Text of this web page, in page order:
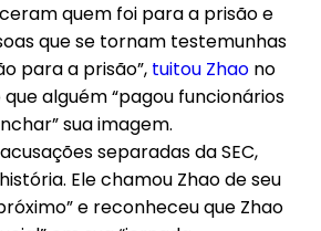
quem foi para a prisão e
que se tornam testemunhas
para a prisão”, tuitou Zhao no
alguém “pagou funcionários
sua imagem.
separadas da SEC,
Ele chamou Zhao de seu
e reconheceu que Zhao